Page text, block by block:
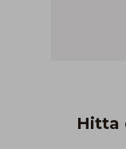
Hitta